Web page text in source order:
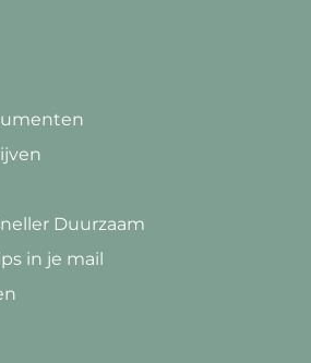
Duurzaam
in je mail